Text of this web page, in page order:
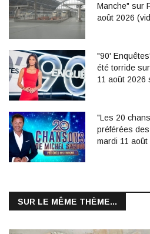
Manche" sur
août 2026
"90'
été torride
11 août
"Les 20
préférées
mardi 11 août
SUR LE MÊME THÈME...